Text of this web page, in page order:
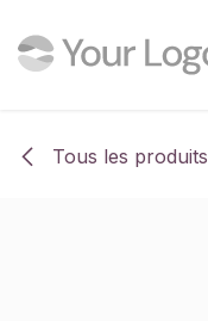
Tous les produits